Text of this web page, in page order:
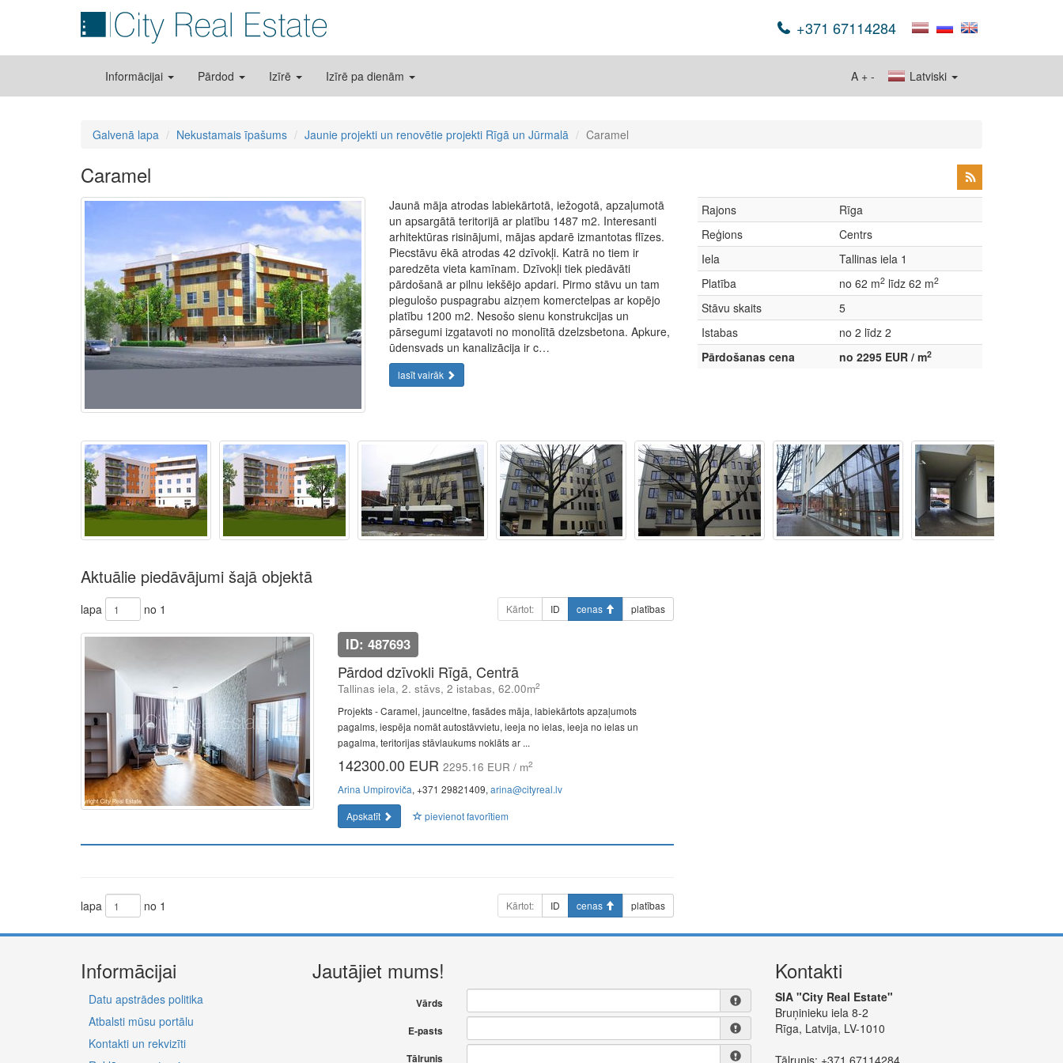
+371 67114284
Informācijai Pārdod Izīrē Izīrē pa dienām Latviski
A + -
Galvenā lapa Nekustamais īpašums Jaunie projekti un renovētie projekti Rīgā un Jūrmalā Caramel
Caramel
Jaunā māja atrodas labiekārtotā, iežogotā, apzaļumotā
un apsargātā teritorijā ar platību 1487 m2. Interesanti
arhitektūras risinājumi, mājas apdarē izmantotas flīzes.
Piecstāvu ēkā atrodas 42 dzīvokļi. Katrā no tiem ir
paredzēta vieta kamīnam. Dzīvokļi tiek piedāvāti
pārdošanā ar pilnu iekšējo apdari. Pirmo stāvu un tam
piegulošo puspagrabu aizņem komerctelpas ar kopējo
platību 1200 m2. Nesošo sienu konstrukcijas un
pārsegumi izgatavoti no monolītā dzelzsbetona. Apkure,
ūdensvads un kanalizācija ir c…
lasīt vairāk
Rajons
Rīga
Reģions
Centrs
Iela
Tallinas iela 1
Platība
no 62 m2 līdz 62 m2
Stāvu skaits
5
Istabas
no 2 līdz 2
Pārdošanas cena
no 2295 EUR / m2
Aktuālie piedāvājumi šajā objektā
lapa no 1 Kārtot: ID cenas platības
ID: 487693
Pārdod dzīvokli Rīgā, Centrā
Tallinas iela, 2. stāvs, 2 istabas, 62.00m2
Projekts - Caramel, jaunceltne, fasādes māja, labiekārtots apzaļumots
pagalms, iespēja nomāt autostāvvietu, ieeja no ielas, ieeja no ielas un
pagalma, teritorijas stāvlaukums noklāts ar ...
142300.00 EUR 2295.16 EUR / m2
Arina Umpiroviča, +371 29821409, arina@cityreal.lv
Apskatīt
pievienot favorītiem
lapa no 1 Kārtot: ID cenas platības
Informācijai
Datu apstrādes politika
Atbalsti mūsu portālu
Kontakti un rekvizīti
Jautājiet mums!
Vārds
E-pasts
Tālrunis
Kontakti
SIA "City Real Estate"
Bruņinieku iela 8-2
Rīga, Latvija, LV-1010
Tālrunis: +371 67114284